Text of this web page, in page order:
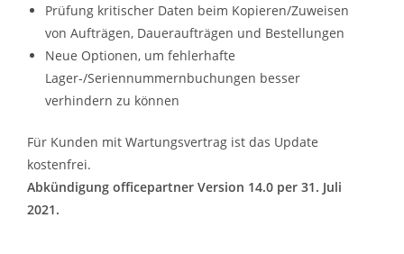
Prüfung kritischer Daten beim Kopieren/Zuweisen
von Aufträgen, Daueraufträgen und Bestellungen
Neue Optionen, um fehlerhafte
Lager-/Seriennummernbuchungen besser
verhindern zu können
Für Kunden mit Wartungsvertrag ist das Update
kostenfrei.
Abkündigung officepartner Version 14.0 per 31. Juli
2021.